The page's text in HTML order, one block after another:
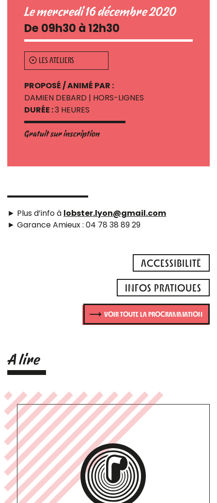
Le mercredi 16 décembre 2020
De 09h30 à 12h30
LES ATELIERS
PROPOSÉ / ANIMÉ PAR :
DAMIEN DEBARD | HORS-LIGNES
DURÉE :3 HEURES
Gratuit sur inscription
► Plus d’info à lobster.lyon@gmail.com
► Garance Amieux : 04 78 38 89 29
ACCESSIBILITÉ
INFOS PRATIQUES
VOIR TOUTE LA PROGRAMMATION
A lire